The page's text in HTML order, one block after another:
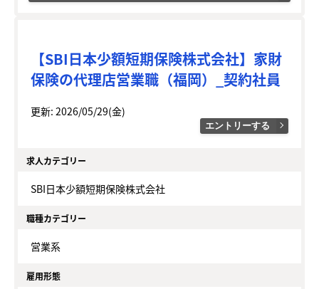
【SBI日本少額短期保険株式会社】家財
保険の代理店営業職（福岡）_契約社員
更新: 2026/05/29(金)
エントリーする
求人カテゴリー
SBI日本少額短期保険株式会社
職種カテゴリー
営業系
雇用形態